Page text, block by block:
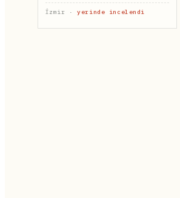
İzmir ·yerinde incelendi